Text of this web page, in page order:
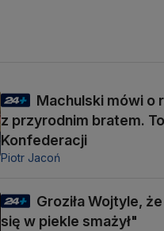
Machulski mówi o
z przyrodnim bratem.
Konfederacji
Piotr Jacoń
Groziła Wojtyle,
się w piekle smażył"